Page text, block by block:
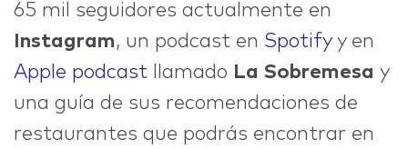
65 mil seguidores actualmente en
Instagram, un podcast en Spotifyy en
Apple podcast llamado La Sobremesa y
una guía de sus recomendaciones de
restaurantes que podrás encontrar en
hi@nett.mx